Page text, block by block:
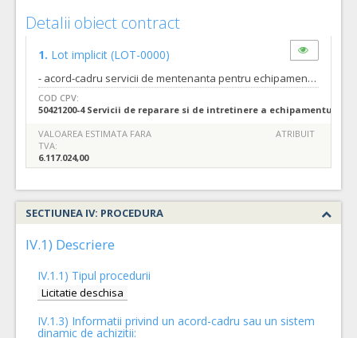
Detalii obiect contract
1. Lot implicit (LOT-0000)
- acord-cadru servicii de mentenanta pentru echipament radiologic, unit.mas.:luna, durata.min.est.a.c.:2, durata.min.est.contr.subsec.:1, durata.max.est.contr.subsec.:12, durata.max.est.a.c.:48, val.min.est.a.c.:254876 lei, val.min.est.contr.subsec.:127438 lei, val.max.est.contr.subsec.:1529256 lei, val.max.est.a.c.6117024 lei;
COD CPV:
50421200-4 Servicii de reparare si de intretinere a echipamentului
VALOAREA ESTIMATA FARA
TVA:
6.117.024,00
ATRIBUIT
SECTIUNEA IV: PROCEDURA
IV.1) Descriere
IV.1.1) Tipul procedurii
Licitatie deschisa
IV.1.3) Informatii privind un acord-cadru sau un sistem
dinamic de achizitii: